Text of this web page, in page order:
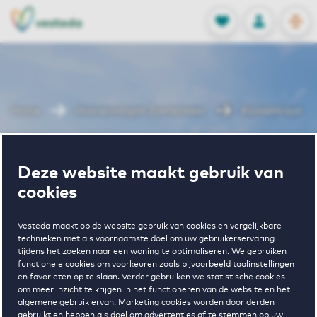
Deze website maakt gebruik van
cookies
Vesteda maakt op de website gebruik van cookies en vergelijkbare
technieken met als voornaamste doel om uw gebruikerservaring
tijdens het zoeken naar een woning te optimaliseren. We gebruiken
functionele cookies om voorkeuren zoals bijvoorbeeld taalinstellingen
en favorieten op te slaan. Verder gebruiken we statistische cookies
om meer inzicht te krijgen in het functioneren van de website en het
algemene gebruik ervan. Marketing cookies worden door derden
FAVORIETEN
Opgeslagen
INLOGGEN
NL
EN
Wonen in
Reimsstraat
Regelmatig beschikbaar